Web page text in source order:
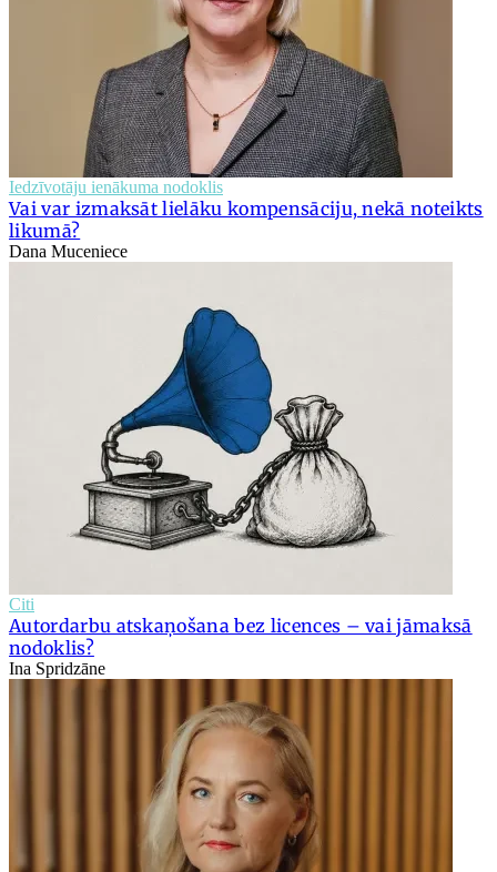
Iedzīvotāju ienākuma nodoklis
Vai var izmaksāt lielāku kompensāciju, nekā noteikts
likumā?
Dana Muceniece
Citi
Autordarbu atskaņošana bez licences – vai jāmaksā
nodoklis?
Ina Spridzāne